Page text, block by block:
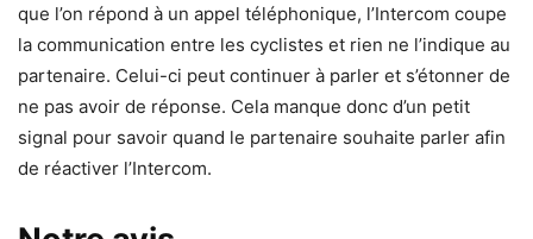
que l’on répond à un appel téléphonique, l’Intercom coupe
la communication entre les cyclistes et rien ne l’indique au
partenaire. Celui-ci peut continuer à parler et s’étonner de
ne pas avoir de réponse. Cela manque donc d’un petit
signal pour savoir quand le partenaire souhaite parler afin
de réactiver l’Intercom.